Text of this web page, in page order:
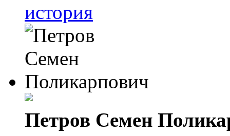
история
Петров Семен